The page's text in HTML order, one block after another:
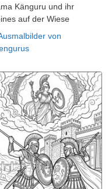
Känguru und ihr
auf der Wiese
von